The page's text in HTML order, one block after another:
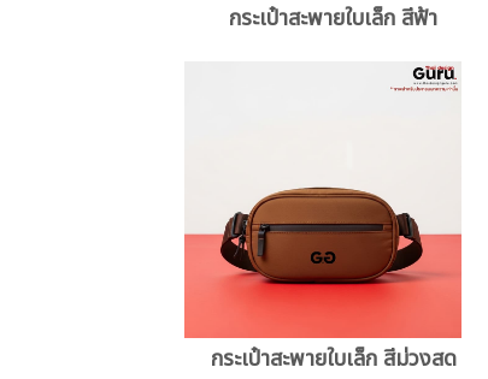
กระเป๋าสะพายใบเล็ก สีฟ้า
กระเป๋าสะพายใบเล็ก สีม่วงสด